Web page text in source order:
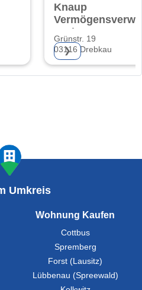
Knaup
GmbH
Grünstr. 19
03116 Drebkau
❯
Umkreis
Wohnung Kaufen
Cottbus
Spremberg
Forst (Lausitz)
Lübbenau (Spreewald)